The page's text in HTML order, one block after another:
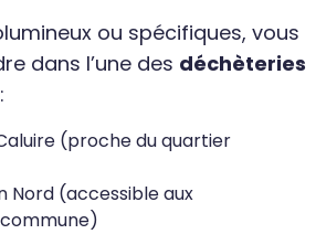
ou spécifiques, vous
dans l’une des déchèteries
:
(proche du quartier
Nord (accessible aux